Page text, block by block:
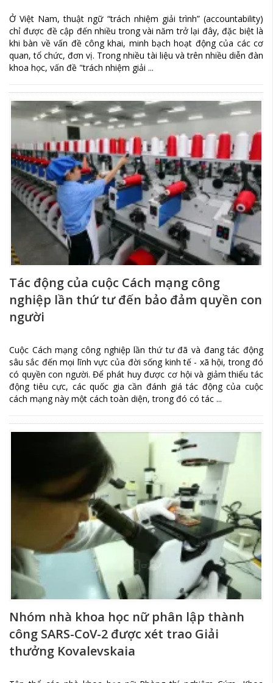
Ở Việt Nam, thuật ngữ “trách nhiệm giải trình” (accountability)
chỉ được đề cập đến nhiều trong vài năm trở lại đây, đặc biệt là
khi bàn về vấn đề công khai, minh bạch hoạt động của các cơ
quan, tổ chức, đơn vị. Trong nhiều tài liệu và trên nhiều diễn đàn
khoa học, vấn đề "trách nhiệm giải ...
Tác động của cuộc Cách mạng công
nghiệp lần thứ tư đến bảo đảm quyền con
người
Cuộc Cách mạng công nghiệp lần thứ tư đã và đang tác động
sâu sắc đến mọi lĩnh vực của đời sống kinh tế - xã hội, trong đó
có quyền con người. Để phát huy được cơ hội và giảm thiểu tác
động tiêu cực, các quốc gia cần đánh giá tác động của cuộc
cách mạng này một cách toàn diện, trong đó có tác ...
Nhóm nhà khoa học nữ phân lập thành
công SARS-CoV-2 được xét trao Giải
thưởng Kovalevskaia